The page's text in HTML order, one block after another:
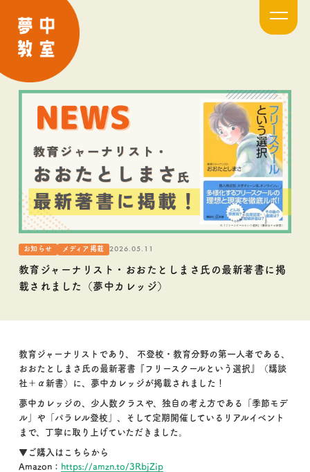
お知らせ メディア掲載 2026.05.11
教育ジャーナリスト・おおたとしまさ氏の最新著書に掲
載されました（夢中カレッジ）
教育ジャーナリストであり、 不登校・教育分野の第一人者である、
おおたとしまさ氏の最新著書『フリースクールという選択』（講談
社＋α新書）に、夢中カレッジが掲載されました！
夢中カレッジの、 少人数クラス や、独自の考え方である
「季節モデ
ル」や「パラレル登校」
、そして定期開催している リアルイベント
まで、丁寧に取り上げていただきました。
▼ご購入はこちらから
Amazon： https://amzn.to/3RbjZip